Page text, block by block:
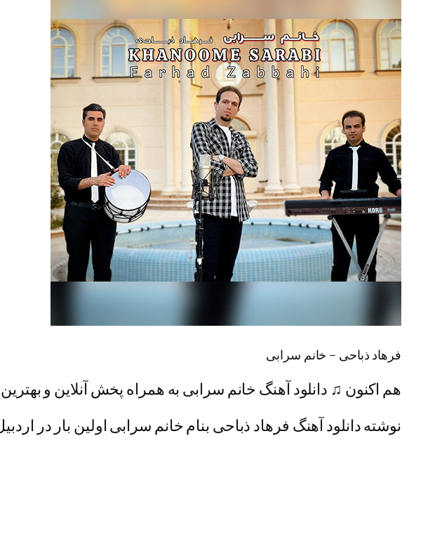
فرهاد ذباحی – خانم سرابی
هم اکنون ♫ دانلود آهنگ خانم سرابی به همراه پخش آنلاین و
نوشته دانلود آهنگ فرهاد ذباحی بنام خانم سرابی اولین بار در